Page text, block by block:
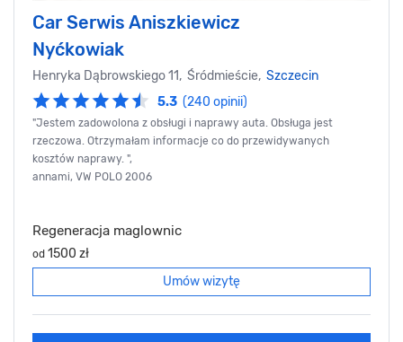
Car Serwis Aniszkiewicz
Nyćkowiak
Henryka Dąbrowskiego 11, Śródmieście, Szczecin
5.3 (240 opinii)
"Jestem zadowolona z obsługi i naprawy auta. Obsługa jest
rzeczowa. Otrzymałam informacje co do przewidywanych
kosztów naprawy. ",
annami, VW POLO 2006
Regeneracja maglownic
od 1500 zł
Umów wizytę